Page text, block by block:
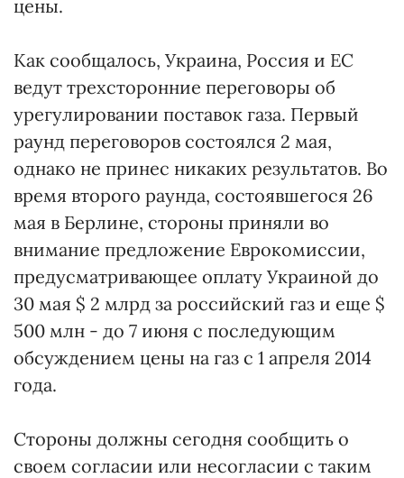
цены.
Как сообщалось, Украина, Россия и ЕС
ведут трехсторонние переговоры об
урегулировании поставок газа. Первый
раунд переговоров состоялся 2 мая,
однако не принес никаких результатов. Во
время второго раунда, состоявшегося 26
мая в Берлине, стороны приняли во
внимание предложение Еврокомиссии,
предусматривающее оплату Украиной до
30 мая $ 2 млрд за российский газ и еще $
500 млн - до 7 июня с последующим
обсуждением цены на газ с 1 апреля 2014
года.
Стороны должны сегодня сообщить о
своем согласии или несогласии с таким